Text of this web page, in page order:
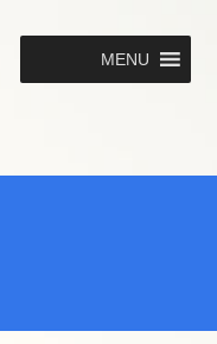
Hauptmenü
MENU